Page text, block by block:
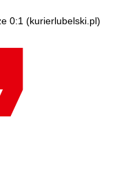
0:1 (kurierlubelski.pl)